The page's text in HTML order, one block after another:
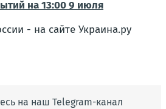
на 13:00 9 июля
- на сайте Украина.ру
на наш Telegram-канал